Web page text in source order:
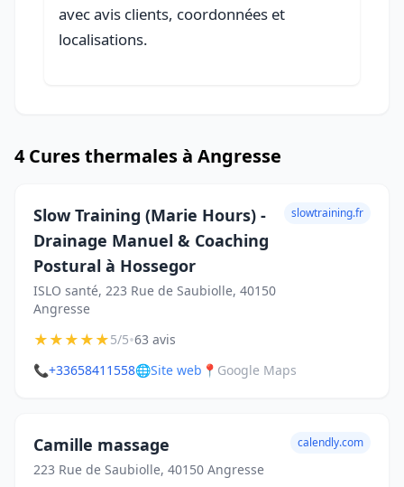
avec avis clients, coordonnées et
localisations.
4 Cures thermales à Angresse
Slow Training (Marie Hours) -
Drainage Manuel & Coaching
Postural à Hossegor
ISLO santé, 223 Rue de Saubiolle, 40150
Angresse
slowtraining.fr
★★★★★5/5•63 avis
📞+33658411558🌐Site web 📍 Google Maps
Camille massage
223 Rue de Saubiolle, 40150 Angresse
calendly.com